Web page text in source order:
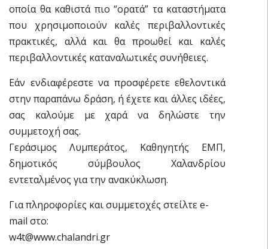
οποία θα καθιστά πιο “ορατά” τα καταστήματα
που χρησιμοποιούν καλές περιβαλλοντικές
πρακτικές, αλλά και θα προωθεί και καλές
περιβαλλοντικές καταναλωτικές συνήθειες.
Εάν ενδιαφέρεστε να προσφέρετε εθελοντικά
στην παραπάνω δράση, ή έχετε και άλλες ιδέες,
σας καλούμε με χαρά να δηλώστε την
συμμετοχή σας.
Γεράσιμος Λυμπεράτος, Καθηγητής ΕΜΠ,
δημοτικός σύμβουλος Χαλανδρίου
εντεταλμένος για την ανακύκλωση.
Για πληροφορίες και συμμετοχές στείλτε e-
mail στο:
w4t@www.chalandri.gr